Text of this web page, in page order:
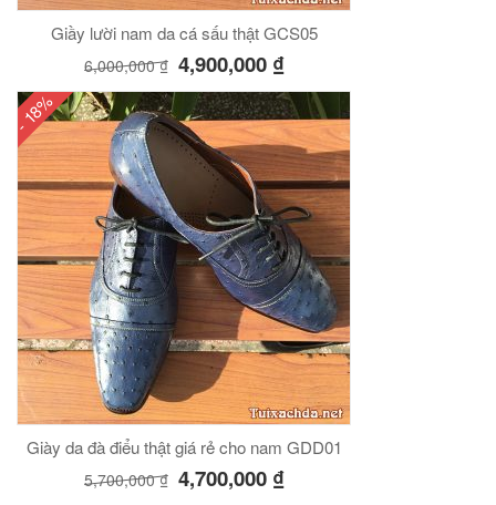
Giầy lười nam da cá sấu thật GCS05
6,000,000₫ 4,900,000 ₫
- 18%
Giày da đà điểu thật giá rẻ cho nam GDD01
5,700,000₫ 4,700,000 ₫